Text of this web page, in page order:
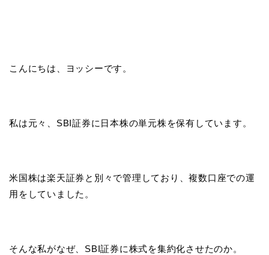
こんにちは、ヨッシーです。
私は元々、SBI証券に日本株の単元株を保有しています。
米国株は楽天証券と別々で管理しており、複数口座での運
用をしていました。
そんな私がなぜ、SBI証券に株式を集約化させたのか。